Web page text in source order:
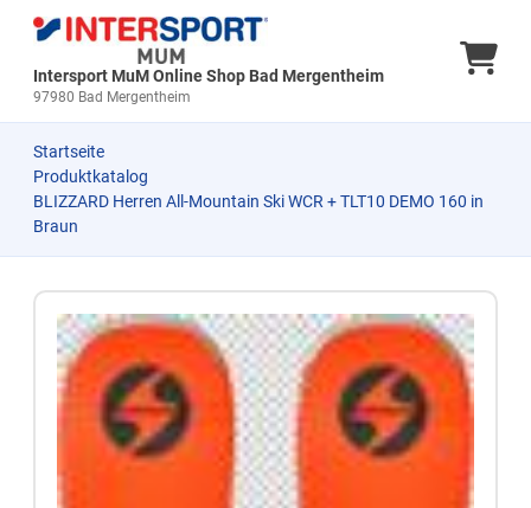
Intersport MuM Online Shop Bad Mergentheim
97980 Bad Mergentheim
Startseite
Produktkatalog
BLIZZARD Herren All-Mountain Ski WCR + TLT10 DEMO 160 in
Braun